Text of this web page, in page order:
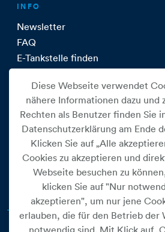
INFO
Newsletter
FAQ
E-Tankstelle finden
ÜBER UNS
Über uns
Kontakt
EWW IM SOCIAL WEB
Diese Webseite verwendet
nähere Informationen dazu und
Rechten als Benutzer finden Sie
Datenschutzerklärung am Ende
Klicken Sie auf „Alle
Cookies zu akzeptieren und
Webseite besuchen zu
klicken Sie auf "Nur
akzeptieren", um nur jene
erlauben, die für den Betrieb der
notwendig sind. Mit Klick auf